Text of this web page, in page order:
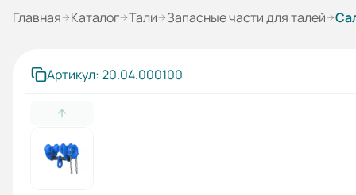
Главная Каталог Тали Запасные части для талей
Артикул: 20.04.000100